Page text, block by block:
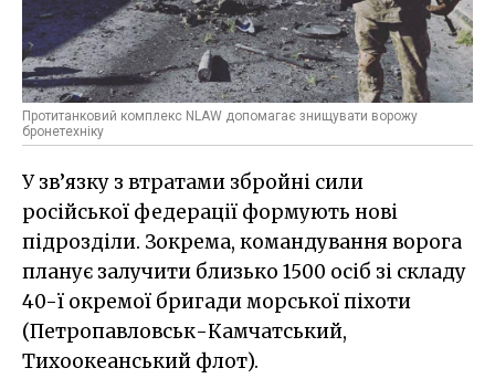
Протитанковий комплекс NLAW допомагає знищувати ворожу
бронетехніку
У зв’язку з втратами збройні сили
російської федерації формують нові
підрозділи. Зокрема, командування ворога
планує залучити близько 1500 осіб зі складу
40-ї окремої бригади морської піхоти
(Петропавловськ-Камчатський,
Тихоокеанський флот).